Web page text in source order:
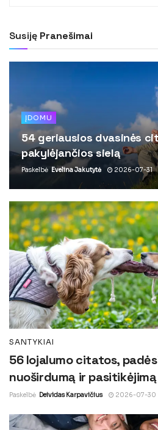
Susiję Pranešimai
ĮDOMU
54 geriausios dvasinės
pakylėjančios sielą
Paskelbė Evelina Jakutytė 2026-07-31
SANTYKIAI
56 lojalumo citatos,
nuoširdumą ir pasitikėjimą
Paskelbė Deividas Karpavičius 2026-07-30